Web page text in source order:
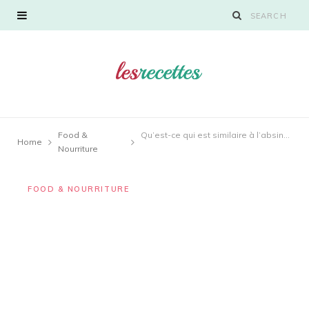
Home
Food &
Nourriture
Qu’est-ce qui est similaire à l’absinthe ?
FOOD & NOURRITURE